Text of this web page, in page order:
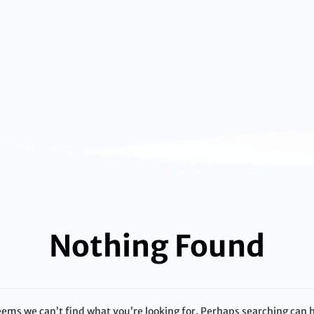
Nothing Found
we can’t find what you’re looking for. Perhaps searching can